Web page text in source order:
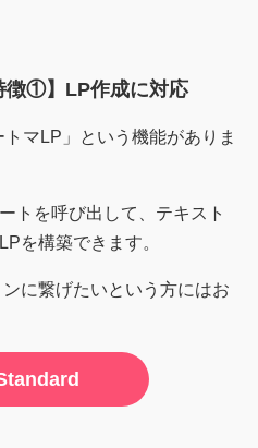
徴①】LP作成に対応
マLP」という機能がありま
トを呼び出して、テキスト
を構築できます。
に繋げたいという方にはお